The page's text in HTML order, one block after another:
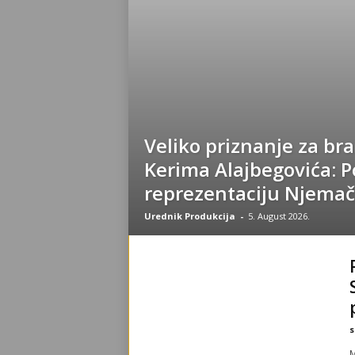
Veliko priznanje za
Kerima Alajbegovića:
reprezentaciju
Urednik Produkcija - 5. August 2026.